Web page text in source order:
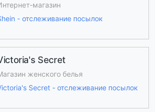
магазин
- отслеживание посылок
Secret
женского белья
Secret - отслеживание посылок